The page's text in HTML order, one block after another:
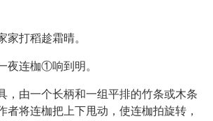
家打稻趁霜晴。
夜连枷①响到明。
，由一个长柄和一组平排的竹条或木条
者将连枷把上下甩动，使连枷拍旋转，